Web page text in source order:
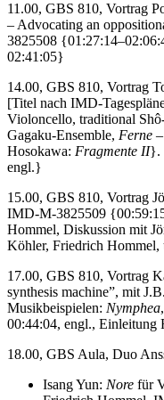
11.00, GBS 810, Vortrag
– Advocating an
3825508
02:41:05}
14.00, GBS 810, Vortrag
[Titel nach IMD-
Violoncello, traditional
Gagaku-Ensemble, Ferne
Hosokawa: Fragmente II}.
engl.}
15.00, GBS 810, Vortrag
IMD-M-3825509
Hommel, Diskussion mit
Köhler, Friedrich
17.00, GBS 810, Vortrag
synthesis machine”, mit
Musikbeispielen: Nymphea,
00:44:04, engl., Einleitung
18.00, GBS Aula, Duo
Isang Yun: Nore für